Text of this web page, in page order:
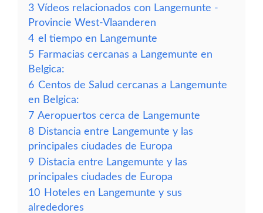
3 Vídeos relacionados con Langemunte -
Provincie West-Vlaanderen
4 el tiempo en Langemunte
5 Farmacias cercanas a Langemunte en
Belgica:
6 Centos de Salud cercanas a Langemunte
en Belgica:
7 Aeropuertos cerca de Langemunte
8 Distancia entre Langemunte y las
principales ciudades de Europa
9 Distacia entre Langemunte y las
principales ciudades de Europa
10 Hoteles en Langemunte y sus
alrededores